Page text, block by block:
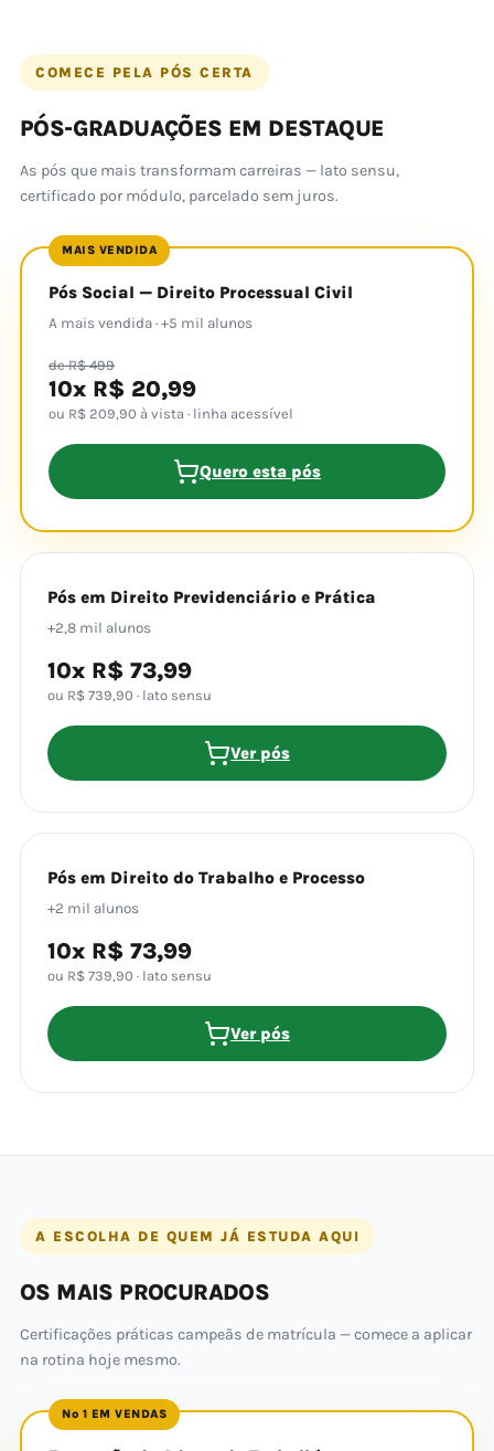
COMECE PELA PÓS CERTA
PÓS-GRADUAÇÕES EM DESTAQUE
As pós que mais transformam carreiras — lato sensu,
certificado por módulo, parcelado sem juros.
MAIS VENDIDA
Pós Social — Direito Processual Civil
A mais vendida · +5 mil alunos
de R$ 499
10x R$ 20,99
ou R$ 209,90 à vista · linha acessível
Quero esta pós
Pós em Direito Previdenciário e Prática
+2,8 mil alunos
10x R$ 73,99
ou R$ 739,90 · lato sensu
Ver pós
Pós em Direito do Trabalho e Processo
+2 mil alunos
10x R$ 73,99
ou R$ 739,90 · lato sensu
Ver pós
A ESCOLHA DE QUEM JÁ ESTUDA AQUI
OS MAIS PROCURADOS
Certificações práticas campeãs de matrícula — comece a aplicar
na rotina hoje mesmo.
Nº 1 EM VENDAS